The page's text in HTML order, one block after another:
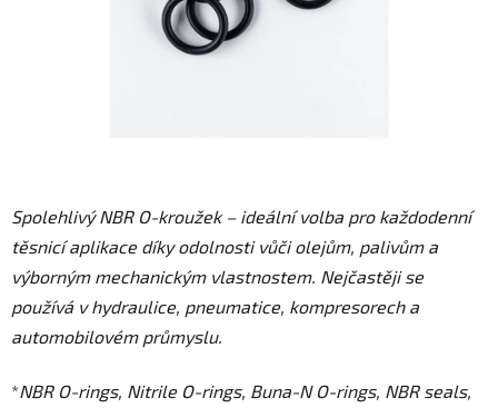
Spolehlivý NBR O-kroužek – ideální volba pro každodenní
těsnicí aplikace díky odolnosti vůči olejům, palivům a
výborným mechanickým vlastnostem. Nejčastěji se
používá v hydraulice, pneumatice, kompresorech a
automobilovém průmyslu.
*NBR O-rings, Nitrile O-rings, Buna-N O-rings, NBR seals,